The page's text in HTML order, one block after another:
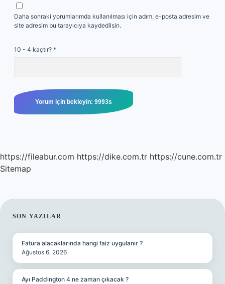
Daha sonraki yorumlarımda kullanılması için adım, e-posta adresim ve
site adresim bu tarayıcıya kaydedilsin.
10 - 4 kaçtır? *
https://fileabur.com https://dike.com.tr https://cune.com.tr
Sitemap
SIDEBAR
SON YAZILAR
Fatura alacaklarında hangi faiz uygulanır ?
Ağustos 6, 2026
Ayı Paddington 4 ne zaman çıkacak ?